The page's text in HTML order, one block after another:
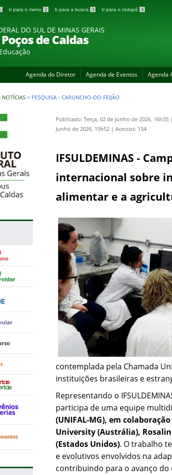
Ir para o menu 2 Ir para a busca 3 Ir para o rodapé 4
DO SUL DE MINAS GERAIS
de Caldas
Agenda do Diretor Agenda de Eventos Agenda
NOTÍCIAS > PESQUISA - CARUNCHO-DO-FEIJÃO
Publicado: Terça, 02 de Junho de 2026, 16h35 |
Junho de 2026, 15h52 | Acessos: 154
IFSULDEMINAS -
internacional sobre
alimentar e a
contemplada pela Chamada
instituições brasileiras e
Representando o
participa de uma equipe
(UNIFAL-MG), em
University (Austrália),
(Estados Unidos). O trabalho
e evolutivos envolvidos na
contribuindo para o avanço